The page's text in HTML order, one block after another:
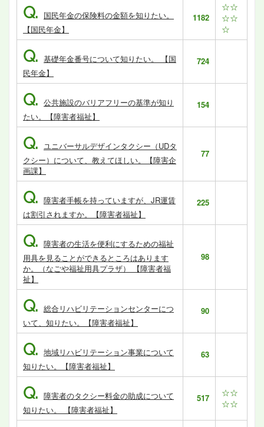
Q. 国民年金の保険料の金額を知りたい。
【国民年金】
1182
☆☆
☆☆
☆
Q. 基礎年金番号について知りたい。 【国
民年金】
724
Q. 公共施設のバリアフリーの基準が知り
たい。【障害者福祉】
154
Q. ユニバーサルデザインタクシー（UDタ
クシー）について、教えてほしい。【障害企
画課】
77
Q. 障害者手帳を持っていますが、JR運賃
は割引されますか。【障害者福祉】
225
Q. 障害者の生活を便利にするための福祉
用具を見ることができるところはあります
か。（なごや福祉用具プラザ） 【障害者福
祉】
98
Q. 総合リハビリテーションセンターにつ
いて、知りたい。【障害者福祉】
90
Q. 地域リハビリテーション事業について
知りたい。【障害者福祉】
63
Q. 障害者のタクシー料金の助成について
知りたい。 【障害者福祉】
517
☆☆
☆☆